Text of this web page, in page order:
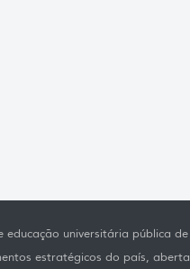
universitária pública
estratégicos do país,